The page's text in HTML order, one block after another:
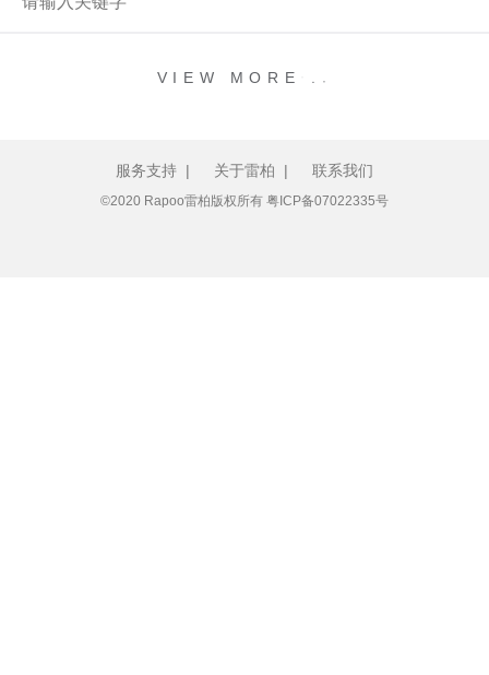
VIEW MORE .
服务支持 | 关于雷柏 | 联系我们
©2020 Rapoo雷柏版权所有 粤ICP备07022335号